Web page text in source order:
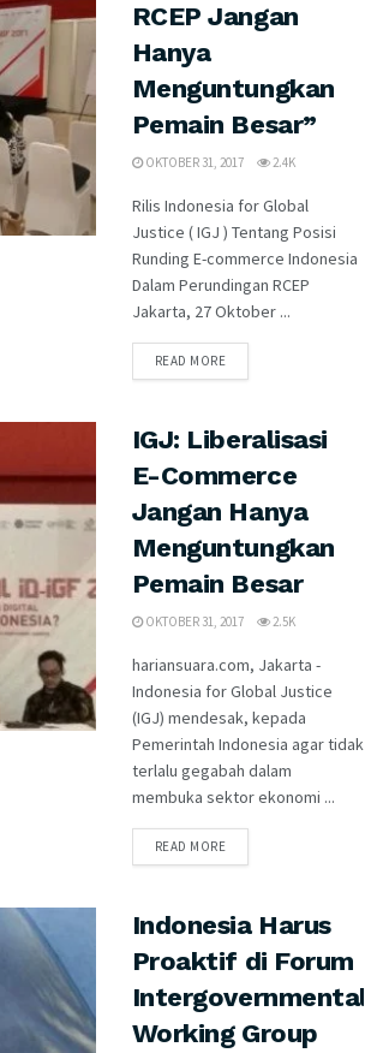
RCEP Jangan
Hanya
Menguntungkan
Pemain Besar”
OKTOBER 31, 2017 2.4K
Rilis Indonesia for Global
Justice ( IGJ ) Tentang Posisi
Runding E-commerce Indonesia
Dalam Perundingan RCEP
Jakarta, 27 Oktober ...
READ MORE
IGJ: Liberalisasi
E-Commerce
Jangan Hanya
Menguntungkan
Pemain Besar
OKTOBER 31, 2017 2.5K
hariansuara.com, Jakarta -
Indonesia for Global Justice
(IGJ) mendesak, kepada
Pemerintah Indonesia agar tidak
terlalu gegabah dalam
membuka sektor ekonomi ...
READ MORE
Indonesia Harus
Proaktif di Forum
Intergovernmental
Working Group